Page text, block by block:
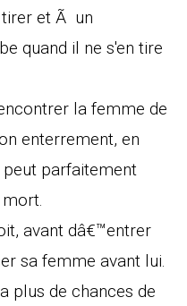
et Ã un
quand il ne s'en tire
la femme de
enterrement, en
peut parfaitement
avant dâ€™entrer
sa femme avant lui.
plus de chances de